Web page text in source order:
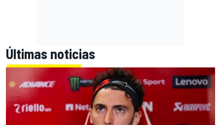
Últimas noticias